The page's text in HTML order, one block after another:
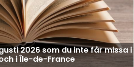
2026 som du inte får missa i
i Île-de-France